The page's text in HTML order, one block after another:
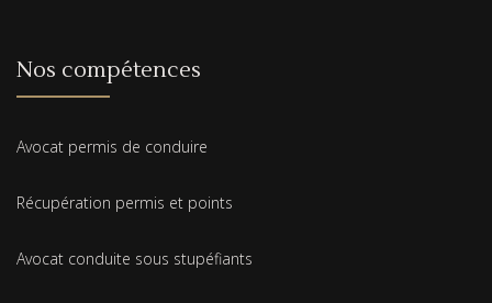
Nos compétences
Avocat permis de conduire
Récupération permis et points
Avocat conduite sous stupéfiants